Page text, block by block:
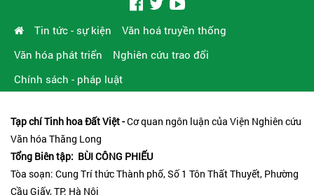
Tin tức - sự kiện
Văn hoá truyền thống
Văn hóa phát triển
Nghiên cứu trao đổi
Chính sách - pháp luật
Tạp chí Tinh hoa Đất Việt -Cơ quan ngôn luận của Viện Nghiên cứu
Văn hóa Thăng Long
Tổng Biên tập: BÙI CÔNG PHIẾU
Tòa soạn: Cung Trí thức Thành phố, Số 1 Tôn Thất Thuyết, Phường
Cầu Giấy, TP. Hà Nội